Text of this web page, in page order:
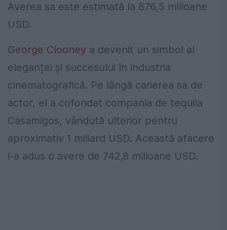
Averea sa este estimată la 876,5 milioane
USD.
George Clooney a devenit un simbol al
eleganței și succesului în industria
cinematografică. Pe lângă carierea sa de
actor, el a cofondat compania de tequila
Casamigos, vândută ulterior pentru
aproximativ 1 miliard USD. Această afacere
i-a adus o avere de 742,8 milioane USD.